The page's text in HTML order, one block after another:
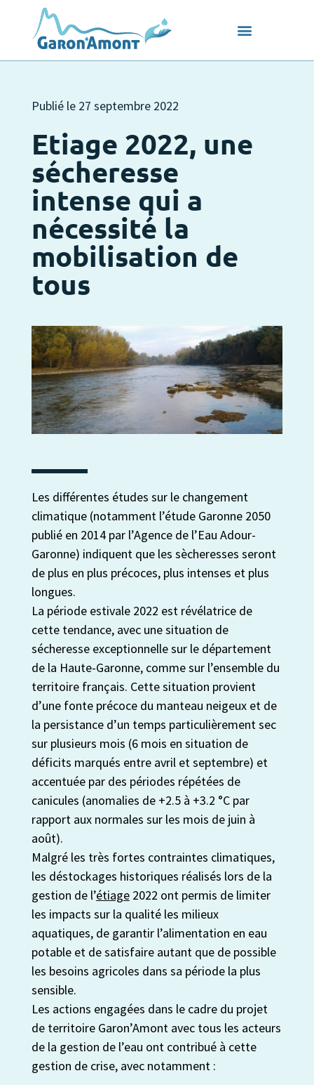
Publié le 27 septembre 2022
Etiage 2022, une
sécheresse
intense qui a
nécessité la
mobilisation de
tous
Les différentes études sur le changement
climatique (notamment l’étude Garonne 2050
publié en 2014 par l’Agence de l’Eau Adour-
Garonne) indiquent que les sècheresses seront
de plus en plus précoces, plus intenses et plus
longues.
La période estivale 2022 est révélatrice de
cette tendance, avec une situation de
sécheresse exceptionnelle sur le département
de la Haute-Garonne, comme sur l’ensemble du
territoire français. Cette situation provient
d’une fonte précoce du manteau neigeux et de
la persistance d’un temps particulièrement sec
sur plusieurs mois (6 mois en situation de
déficits marqués entre avril et septembre) et
accentuée par des périodes répétées de
canicules (anomalies de +2.5 à +3.2 °C par
rapport aux normales sur les mois de juin à
août).
Malgré les très fortes contraintes climatiques,
les déstockages historiques réalisés lors de la
gestion de l’étiage2022 ont permis de limiter
les impacts sur la qualité les milieux
aquatiques, de garantir l’alimentation en eau
potable et de satisfaire autant que de possible
les besoins agricoles dans sa période la plus
sensible.
Les actions engagées dans le cadre du projet
de territoire Garon’Amont avec tous les acteurs
de la gestion de l’eau ont contribué à cette
gestion de crise, avec notamment :